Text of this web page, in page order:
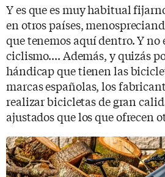
Y es que es muy habitual
en otros países,
que tenemos aquí dentro. Y no
ciclismo.... Además, y quizás
hándicap que tienen las
marcas españolas, los
realizar bicicletas de gran
ajustados que los que ofrecen